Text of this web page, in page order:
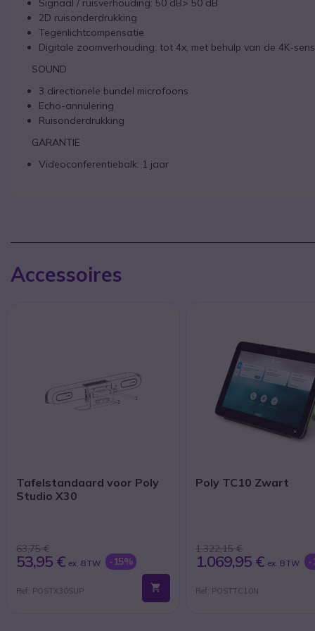
2D ruisonderdrukking
Tegenlichtcompensatie
Digitale zoomverhouding: tot 4x, met behulp van de 4K-
SOUND
3 directionele bundel microfoons
Echo-annulering
Ruisonderdrukking
GARANTIE
Videoconferentiebalk: 1 jaar
Accessoires
Tafelstandaard voor Poly
Studio X30
63,75 €
53,95 € ex. BTW -15%
Ref: POSTX30SUP
Poly TC10 Zwart
1.322,15 €
1.069,95 € ex. BTW -
Ref: POSTTC10N